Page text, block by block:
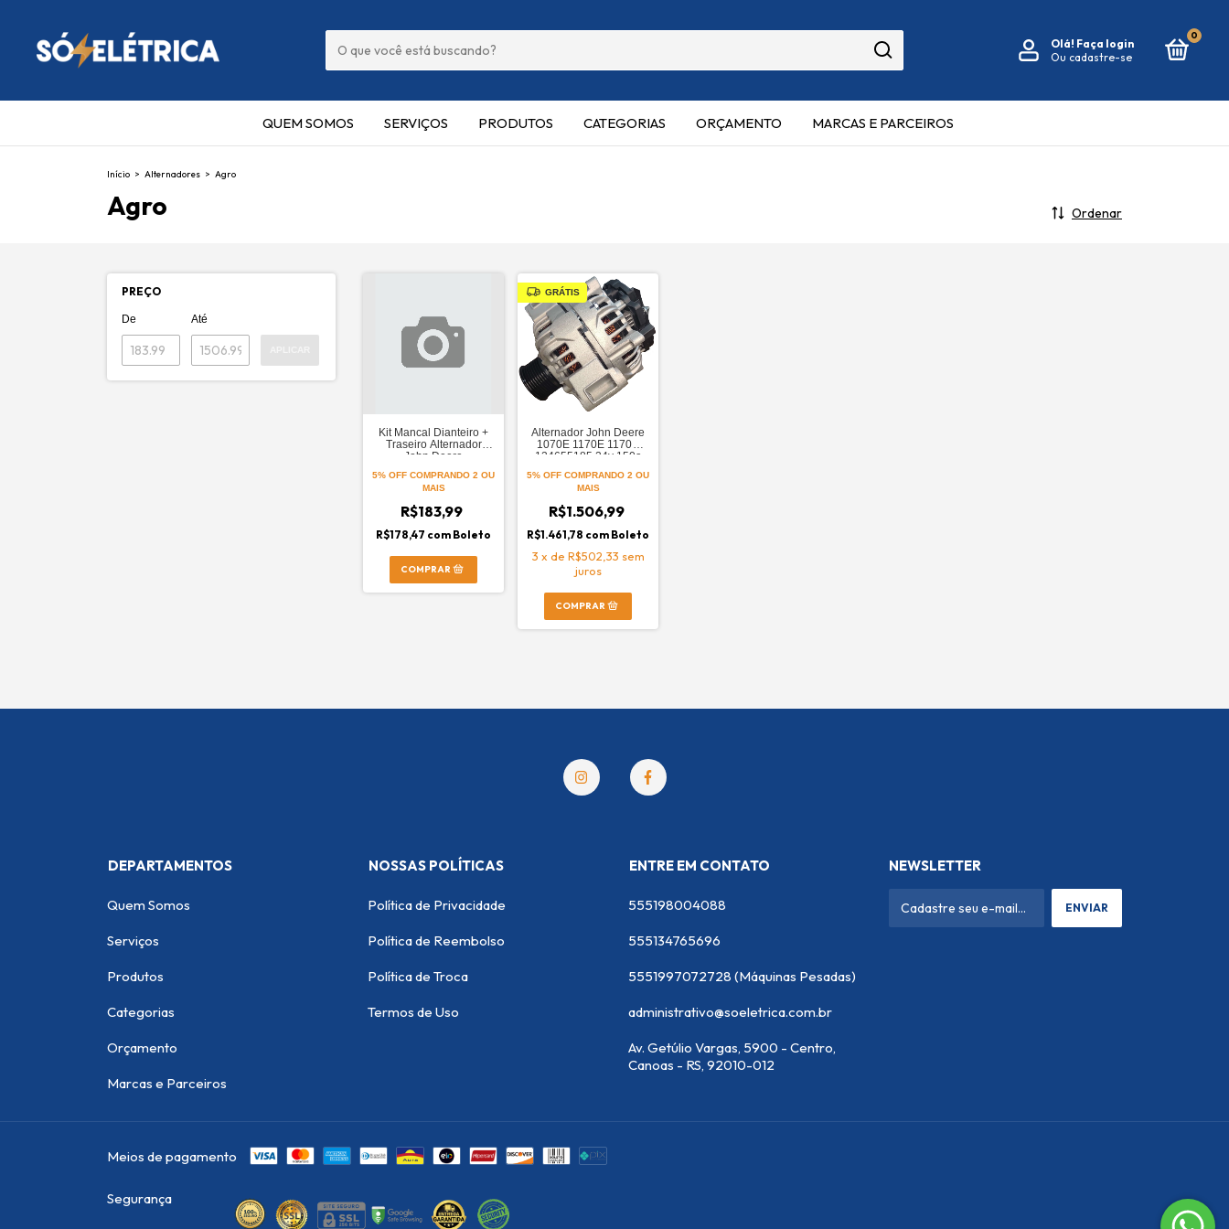
Olá! Faça login
Ou cadastre-se
0
QUEM SOMOS SERVIÇOS PRODUTOS CATEGORIAS ORÇAMENTO MARCAS E PARCEIROS
Início > Alternadores > Agro
Agro Ordenar
PREÇO
De Até
Kit Mancal Dianteiro +
Traseiro Alternador
John Deere
5% OFF COMPRANDO 2 OU
MAIS
R$183,99
R$178,47 com Boleto
GRÁTIS
Alternador John Deere
1070E 1170E 1170G
124655185 24v 150a
5% OFF COMPRANDO 2 OU
MAIS
R$1.506,99
R$1.461,78 com Boleto
3 x de R$502,33 sem
juros
DEPARTAMENTOS
Quem Somos
Serviços
Produtos
Categorias
Orçamento
Marcas e Parceiros
NOSSAS POLÍTICAS
Política de Privacidade
Política de Reembolso
Política de Troca
Termos de Uso
ENTRE EM CONTATO
555198004088
555134765696
administrativo@soeletrica.com.br
Av. Getúlio Vargas, 5900 - Centro,
Canoas - RS, 92010-012
NEWSLETTER
Meios de pagamento